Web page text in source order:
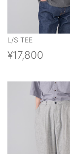
L/S TEE
¥17,800